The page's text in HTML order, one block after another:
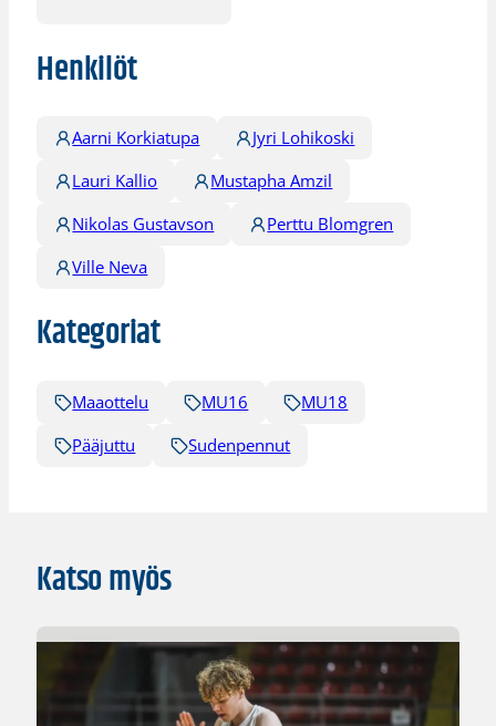
Henkilöt
Aarni Korkiatupa
Jyri Lohikoski
Lauri Kallio
Mustapha Amzil
Nikolas Gustavson
Perttu Blomgren
Ville Neva
Kategoriat
Maaottelu MU16
MU18
Pääjuttu
Sudenpennut
Katso myös